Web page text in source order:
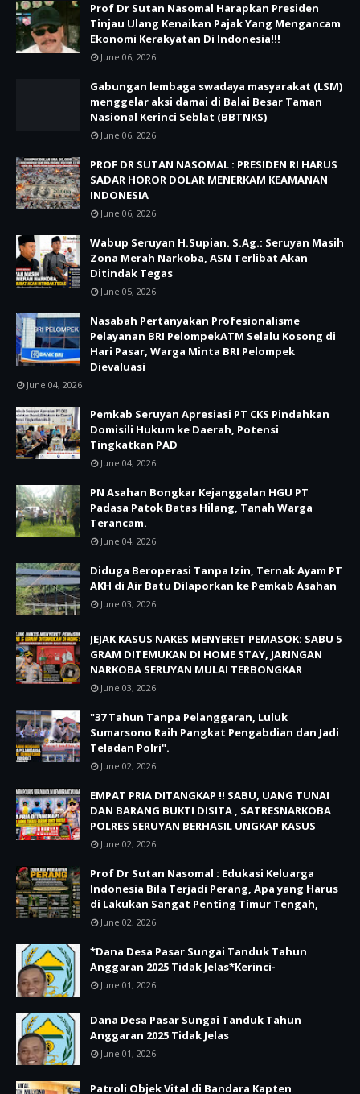
Prof Dr Sutan Nasomal Harapkan Presiden
Tinjau Ulang Kenaikan Pajak Yang Mengancam
Ekonomi Kerakyatan Di Indonesia!!!
June 06, 2026
Gabungan lembaga swadaya masyarakat (LSM)
menggelar aksi damai di Balai Besar Taman
Nasional Kerinci Seblat (BBTNKS)
June 06, 2026
PROF DR SUTAN NASOMAL : PRESIDEN RI HARUS
SADAR HOROR DOLAR MENERKAM KEAMANAN
INDONESIA
June 06, 2026
Wabup Seruyan H.Supian. S.Ag.: Seruyan Masih
Zona Merah Narkoba, ASN Terlibat Akan
Ditindak Tegas
June 05, 2026
Nasabah Pertanyakan Profesionalisme
Pelayanan BRI PelompekATM Selalu Kosong di
Hari Pasar, Warga Minta BRI Pelompek
Dievaluasi
June 04, 2026
Pemkab Seruyan Apresiasi PT CKS Pindahkan
Domisili Hukum ke Daerah, Potensi
Tingkatkan PAD
June 04, 2026
PN Asahan Bongkar Kejanggalan HGU PT
Padasa Patok Batas Hilang, Tanah Warga
Terancam.
June 04, 2026
Diduga Beroperasi Tanpa Izin, Ternak Ayam PT
AKH di Air Batu Dilaporkan ke Pemkab Asahan
June 03, 2026
JEJAK KASUS NAKES MENYERET PEMASOK: SABU 5
GRAM DITEMUKAN DI HOME STAY, JARINGAN
NARKOBA SERUYAN MULAI TERBONGKAR
June 03, 2026
"37 Tahun Tanpa Pelanggaran, Luluk
Sumarsono Raih Pangkat Pengabdian dan Jadi
Teladan Polri".
June 02, 2026
EMPAT PRIA DITANGKAP !! SABU, UANG TUNAI
DAN BARANG BUKTI DISITA , SATRESNARKOBA
POLRES SERUYAN BERHASIL UNGKAP KASUS
June 02, 2026
Prof Dr Sutan Nasomal : Edukasi Keluarga
Indonesia Bila Terjadi Perang, Apa yang Harus
di Lakukan Sangat Penting Timur Tengah,
June 02, 2026
*Dana Desa Pasar Sungai Tanduk Tahun
Anggaran 2025 Tidak Jelas*Kerinci-
June 01, 2026
Dana Desa Pasar Sungai Tanduk Tahun
Anggaran 2025 Tidak Jelas
June 01, 2026
Patroli Objek Vital di Bandara Kapten